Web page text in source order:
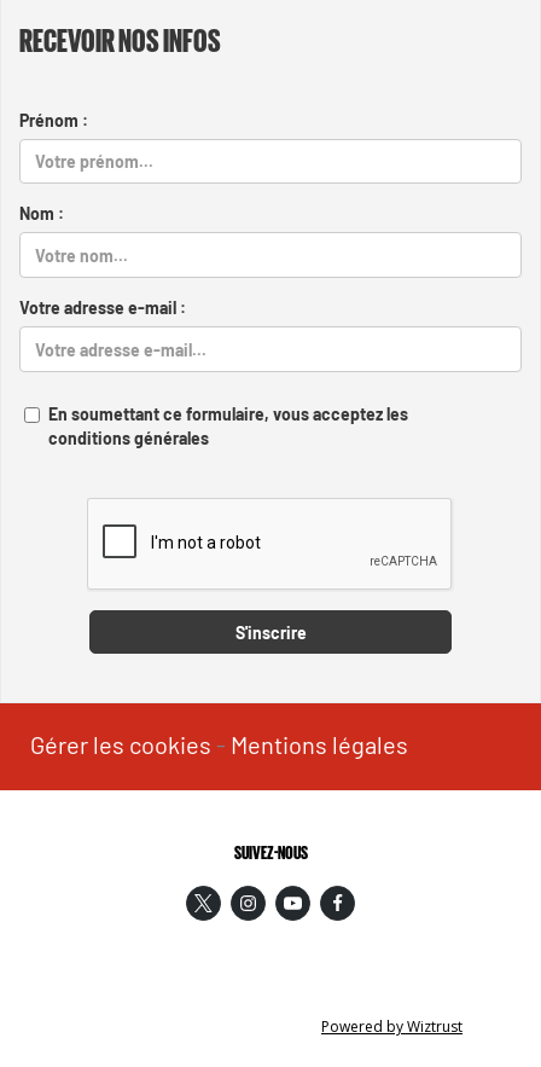
RECEVOIR NOS INFOS
Prénom :
Nom :
Votre adresse e-mail :
En soumettant ce formulaire, vous acceptez les
conditions générales
S'inscrire
Gérer les cookies - Mentions légales
SUIVEZ-NOUS
Powered by Wiztrust